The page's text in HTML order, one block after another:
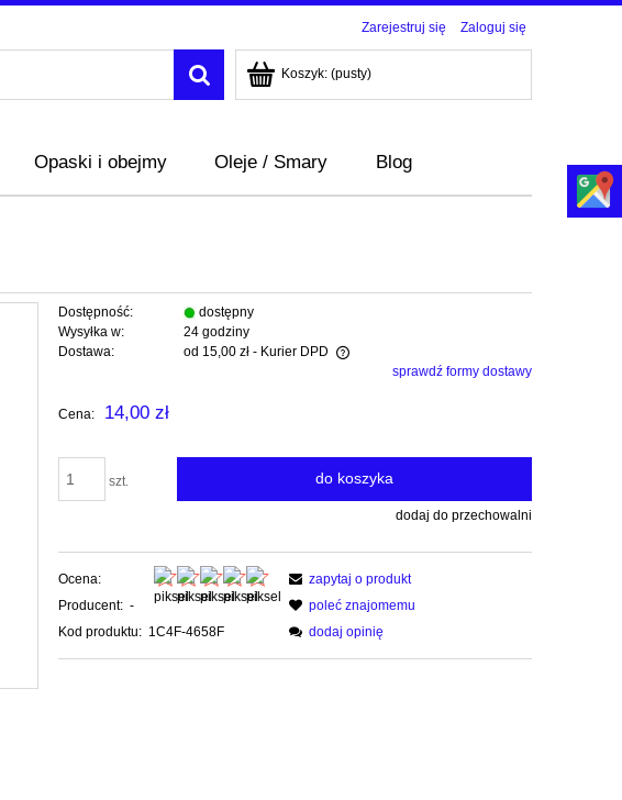
Zarejestruj się Zaloguj się
Koszyk: (pusty)
Opaski i obejmy Oleje / Smary Blog
Dostępność:
dostępny
Wysyłka w:
24 godziny
Dostawa:
od 15,00 zł - Kurier DPD
płatności
sprawdź formy dostawy
Cena: 14,00 zł
szt. do koszyka
dodaj do przechowalni
Ocena:
Producent: -
Kod produktu: 1C4F-4658F
zapytaj o produkt
poleć znajomemu
dodaj opinię